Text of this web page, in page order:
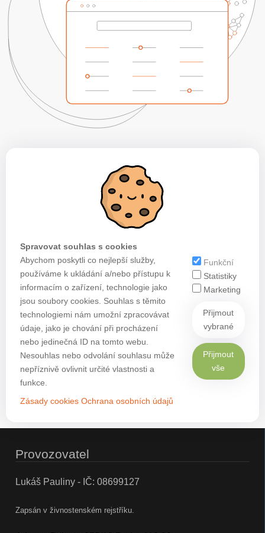
Spravovat souhlas s cookies
Abychom poskytli co nejlepší služby,
používáme k ukládání a/nebo přístupu k
informacím o zařízení, technologie jako
jsou soubory cookies. Souhlas s těmito
technologiemi nám umožní zpracovávat
údaje, jako je chování při procházení
nebo jedinečná ID na tomto webu.
Nesouhlas nebo odvolání souhlasu může
nepříznivě ovlivnit určité vlastnosti a
funkce.
Zásady cookies Ochrana osobních údajů
Funkční
Statistiky
Marketing
Přijmout
vybrané
Přijmout
vše
Provozovatel
Lukáš Pauliny - IČ: 08699127
Zapsán v živnostenském rejstříku.